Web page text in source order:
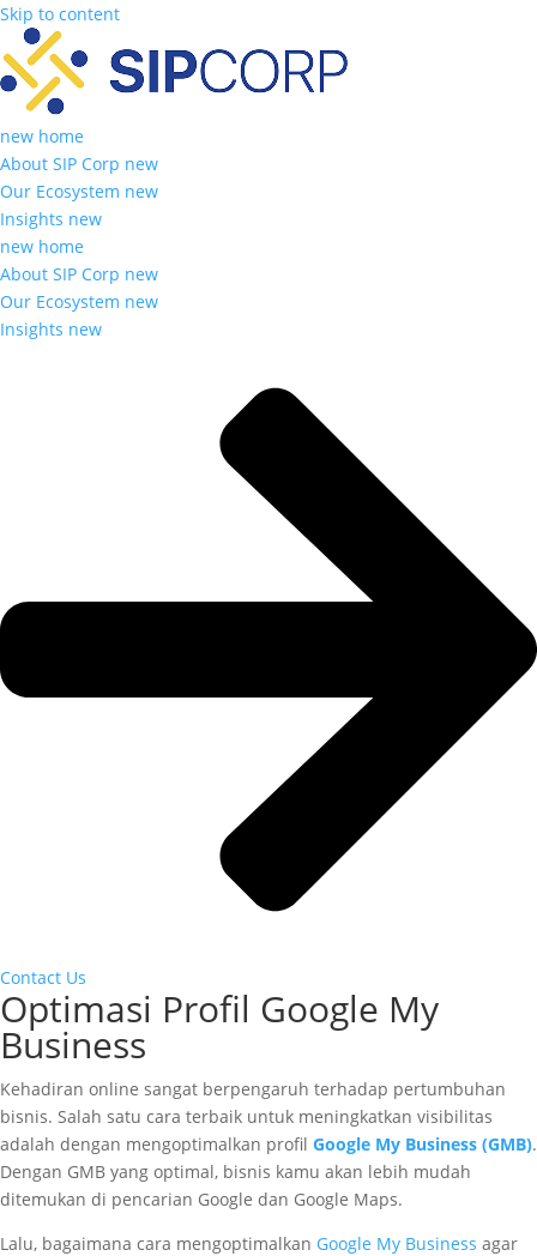
Skip to content
new home
About SIP Corp new
Our Ecosystem new
Insights new
new home
About SIP Corp new
Our Ecosystem new
Insights new
Contact Us
Optimasi Profil Google My
Business
Kehadiran online sangat berpengaruh terhadap pertumbuhan
bisnis. Salah satu cara terbaik untuk meningkatkan visibilitas
adalah dengan mengoptimalkan profil Google My Business (GMB).
Dengan GMB yang optimal, bisnis kamu akan lebih mudah
ditemukan di pencarian Google dan Google Maps.
Lalu, bagaimana cara mengoptimalkan Google My Business agar